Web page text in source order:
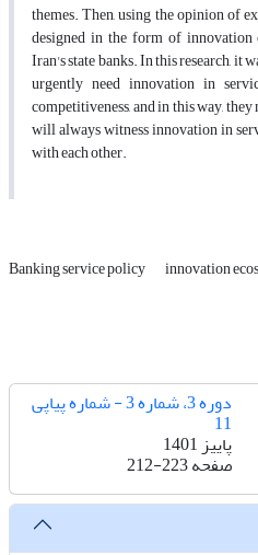
themes. Then, using the opinion of
designed in the form of
Iran's state banks. In this research, it
urgently need innovation in
competitiveness, and in this way,
will always witness innovation in
with each other.
Banking service policy innovation
دوره 3، شماره 3 - شماره پیاپی
11
پاییز 1401
صفحه212-223